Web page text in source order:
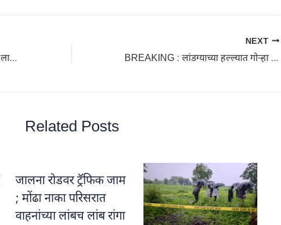
नागपुर-पुणे वंदे भारत रेल्वेचा 10 ऑगस्ट ला होणार शुभारंभ.. शेगांवलाही मिळाला थांबा:केंद्रिय मंत्री प्रतापराव जाधव यांनी मानले केंद्रिय रेल्वे मंत्री आश्विनी वैष्णव यांचे आभार
NEXT
BREAKING : लांडग्याच्या हल्ल्यात गोऱ्हा ठार! ; गाय गंभीर
Related Posts
जालना रोडवर ट्रॅफिक जाम
; मोंढा नाका परिसरात
वाहनांच्या लांबच लांब रांगा